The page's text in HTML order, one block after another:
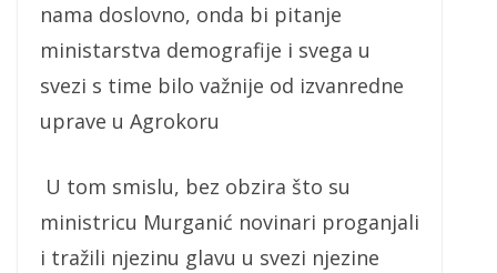
nama doslovno, onda bi pitanje
ministarstva demografije i svega u
svezi s time bilo važnije od izvanredne
uprave u Agrokoru
U tom smislu, bez obzira što su
ministricu Murganić novinari proganjali
i tražili njezinu glavu u svezi njezine